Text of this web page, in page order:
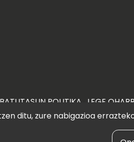
POLITIKA
LEGE
ditu, zure nabigazioa